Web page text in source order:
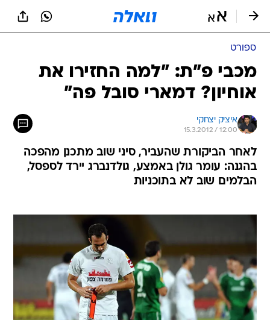
ספורט
מכבי פ"ת: "למה החזירו את
אוחיון? דמארי סובל פה"
איציק יצחקי
15.3.2012 / 12:00
לאחר הביקורת שהעביר, סיני שוב מתכנן מהפכה
בהגנה: עומר גולן באמצע, גולדנברג יירד לספסל,
הבלמים שוב לא בתוכניות